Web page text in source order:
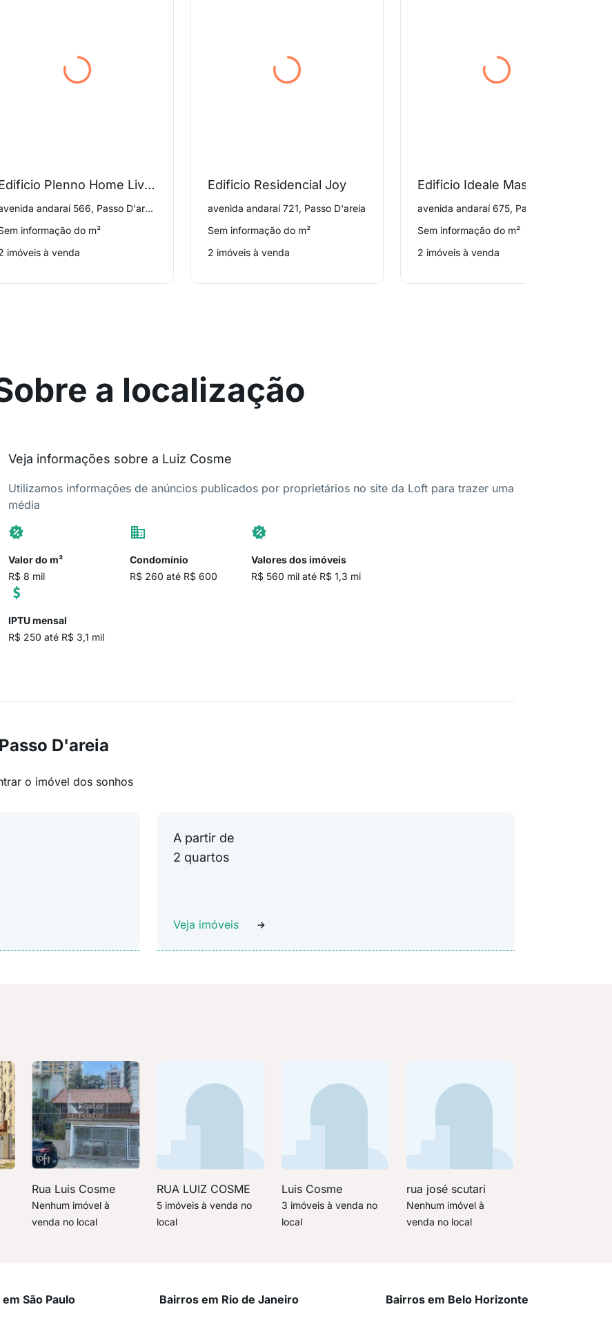
Edificio Plenno Home Living
avenida andaraí 566, Passo D'areia
informação do m²
imóveis à venda
Edificio Residencial Joy
avenida andaraí 721, Passo D'areia
Sem informação do m²
2 imóveis à venda
Sem informação do m²
2 imóveis à venda
a localização
Veja informações sobre a Luiz Cosme
Utilizamos informações de anúncios publicados por proprietários no site da Loft para trazer uma
média
Valor do m²
R$ 8 mil
Condomínio
R$ 260 até R$ 600
Valores dos imóveis
R$ 560 mil até R$ 1,3 mi
IPTU mensal
R$ 250 até R$ 3,1 mil
D'areia
o imóvel dos sonhos
A partir de
2 quartos
Veja imóveis
Rua Luis Cosme
Nenhum imóvel à
venda no local
RUA LUIZ COSME
5 imóveis à venda no
local
Luis Cosme
3 imóveis à venda no
local
rua josé scutari
Nenhum imóvel à
venda no local
São Paulo Bairros em Rio de Janeiro Bairros em Belo Horizonte